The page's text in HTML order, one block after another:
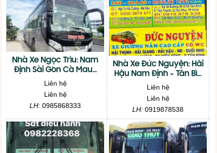
Nhà Xe Ngọc Trìu: Nam
Định Sài Gòn Cà Mau...
Liên hệ
Liên hệ
LH:0985868333
Nhà Xe Đức Nguyện: Hải
Hậu Nam Định – Tân Bì...
Liên hệ
Liên hệ
LH:0919878538